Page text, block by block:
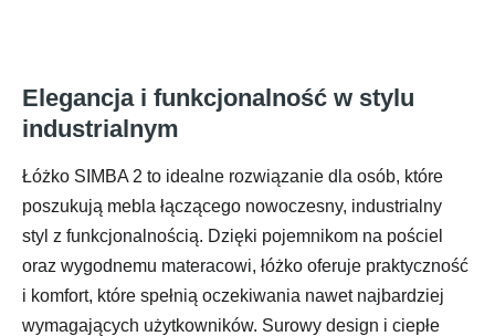
Elegancja i funkcjonalność w stylu
industrialnym
Łóżko SIMBA 2 to idealne rozwiązanie dla osób, które
poszukują mebla łączącego nowoczesny, industrialny
styl z funkcjonalnością. Dzięki pojemnikom na pościel
oraz wygodnemu materacowi, łóżko oferuje praktyczność
i komfort, które spełnią oczekiwania nawet najbardziej
wymagających użytkowników. Surowy design i ciepłe